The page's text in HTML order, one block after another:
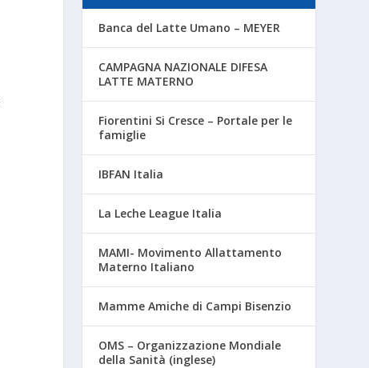
Banca del Latte Umano – MEYER
CAMPAGNA NAZIONALE DIFESA
LATTE MATERNO
Fiorentini Si Cresce – Portale per le
famiglie
IBFAN Italia
La Leche League Italia
MAMI- Movimento Allattamento
Materno Italiano
Mamme Amiche di Campi Bisenzio
OMS – Organizzazione Mondiale
della Sanità (inglese)